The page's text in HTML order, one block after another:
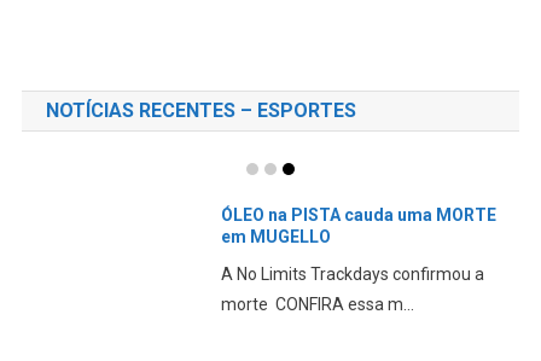
NOTÍCIAS RECENTES – ESPORTES
ÓLEO na PISTA cauda uma MORTE
em MUGELLO
A No Limits Trackdays confirmou a
morte CONFIRA essa m...